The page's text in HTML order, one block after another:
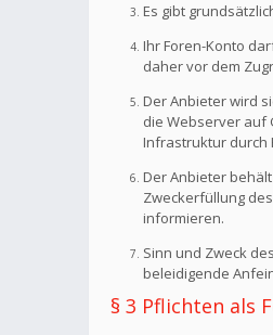
Es gibt
Ihr Foren-Konto
daher vor dem
Der Anbieter wird
die Webserver auf
Infrastruktur durch
Der Anbieter
Zweckerfüllung
informieren.
Sinn und Zweck
beleidigende
§ 3 Pflichten als